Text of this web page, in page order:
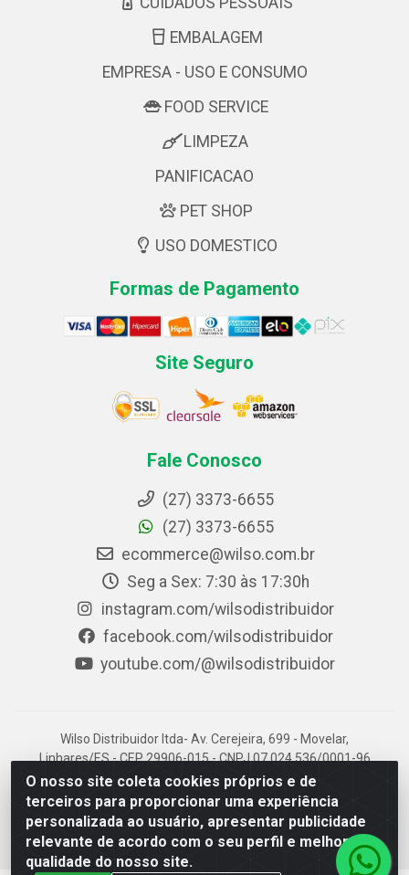
O nosso site coleta cookies próprios e de
terceiros para proporcionar uma experiência
personalizada ao usuário, apresentar publicidade
relevante de acordo com o seu perfil e melhorar a
qualidade do nosso site.
EMBALAGEM
EMPRESA - USO E CONSUMO
FOOD SERVICE
LIMPEZA
PANIFICACAO
PET SHOP
USO DOMESTICO
Formas de Pagamento
Site Seguro
Fale Conosco
(27) 3373-6655
(27) 3373-6655
ecommerce@wilso.com.br
Seg a Sex: 7:30 às 17:30h
instagram.com/wilsodistribuidor
facebook.com/wilsodistribuidor
youtube.com/@wilsodistribuidor
Wilso Distribuidor ltda- Av. Cerejeira, 699 - Movelar,
Linhares/ES - CEP 29906-015 - CNPJ 07.024.536/0001-96